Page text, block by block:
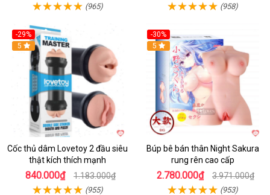
(965) (958)
-29%
Hot
5
Cốc thủ dâm Lovetoy 2 đầu siêu
thật kích thích mạnh
840.000₫ 1.183.000₫
(955)
-30%
Hot
5
Búp bê bán thân Night Sakura
rung rên cao cấp
2.780.000₫ 3.971.000₫
(953)